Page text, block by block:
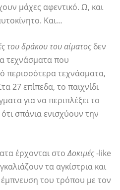
μάχες αφεντικό. Ω, και
Και…
του δράκου του αίματος δεν
τεχνάσματα που
περισσότερα τεχνάσματα,
27 επίπεδα, το παιχνίδι
για να περιπλέξει το
σπάνια ενισχύουν την
έρχονται στοΔοκιμές-like
τα αγκίστρια και
έμπνευση του τρόπου με τον